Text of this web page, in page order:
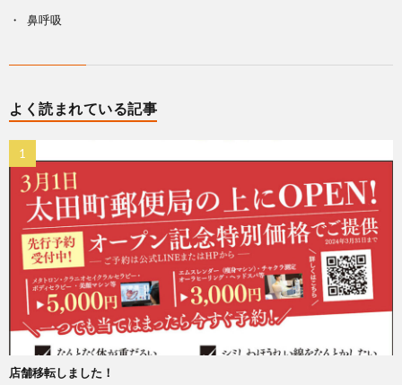
鼻呼吸
よく読まれている記事
店舗移転しました！